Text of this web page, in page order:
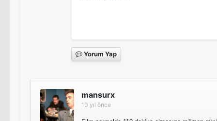
Yorum Yap
mansurx
10 yıl önce